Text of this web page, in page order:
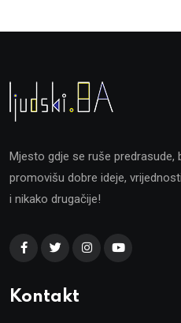
Mjesto gdje se ruše predrasude,
promovišu dobre ideje,
i nikako drugačije!
Kontakt